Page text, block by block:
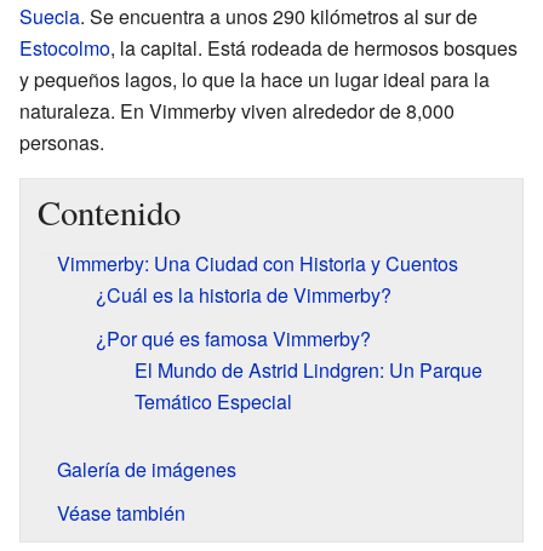
Suecia. Se encuentra a unos 290 kilómetros al sur de
Estocolmo, la capital. Está rodeada de hermosos bosques
y pequeños lagos, lo que la hace un lugar ideal para la
naturaleza. En Vimmerby viven alrededor de 8,000
personas.
Contenido
Vimmerby: Una Ciudad con Historia y Cuentos
¿Cuál es la historia de Vimmerby?
¿Por qué es famosa Vimmerby?
El Mundo de Astrid Lindgren: Un Parque
Temático Especial
Galería de imágenes
Véase también